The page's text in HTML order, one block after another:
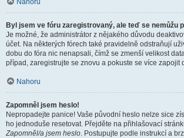
Nahoru
Byl jsem ve fóru zaregistrovaný, ale teď se nemůžu
Je možné, že administrátor z nějakého důvodu
účet. Na některých fórech také pravidelně odstraňují
dobu do fóra nic nenapsali, čímž se zmenší velikost
případ, zaregistrujte se znovu a pokuste se více zapojit
Nahoru
Zapomněl jsem heslo!
Nepropadejte panice! Vaše původní heslo nelze sice
ho jednoduše resetovat. Přejděte na přihlašovací
Zapomněl/a jsem heslo. Postupujte podle instrukcí a